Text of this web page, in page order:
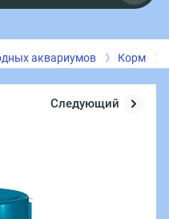
аквариумов Корм
Следующий